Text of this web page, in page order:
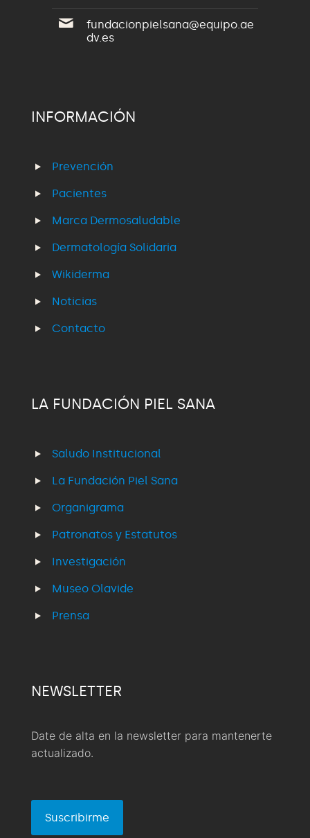
fundacionpielsana@equipo.ae
dv.es
INFORMACIÓN
Prevención
Pacientes
Marca Dermosaludable
Dermatología Solidaria
Wikiderma
Noticias
Contacto
LA FUNDACIÓN PIEL SANA
Saludo Institucional
La Fundación Piel Sana
Organigrama
Patronatos y Estatutos
Investigación
Museo Olavide
Prensa
NEWSLETTER
Date de alta en la newsletter para mantenerte
actualizado.
Suscribirme